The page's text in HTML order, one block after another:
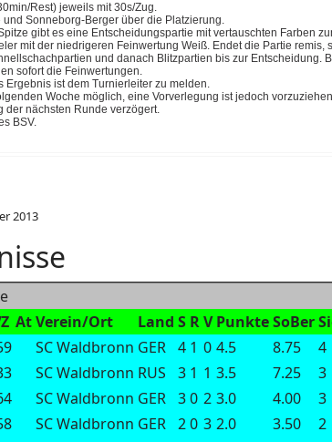
Rest) jeweils mit 30s/Zug.
Sonneborg-Berger über die Platzierung.
gibt es eine Entscheidungspartie mit vertauschten Farben
mit der niedrigeren Feinwertung Weiß. Endet die Partie
und danach Blitzpartien bis zur Entscheidung.
sofort die Feinwertungen.
Ergebnis ist dem Turnierleiter zu melden.
Woche möglich, eine Vorverlegung ist jedoch
der nächsten Runde verzögert.
BSV.
2013
AtVerein/Ort Land S RV PunkteSoBer
SC Waldbronn GER 4 1 0 4.5 8.75
4
SC Waldbronn RUS 3 1 1 3.5 7.25
3
SC Waldbronn GER 30 2 3.0 4.00
3
SC Waldbronn GER 20 3 2.0 3.50
2